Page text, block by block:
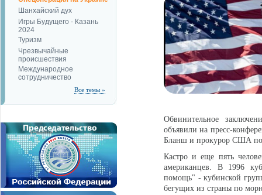
Шанхайский дух
Игры Будущего - Казань
2024
Туризм
Чрезвычайные
происшествия
Международное
сотрудничество
Все темы »
Обвинительное
объявили на пресс-
Бланш и прокурор США
Кастро и еще пять
американцев. В 1996
помощь" - кубинской
бегущих из страны по